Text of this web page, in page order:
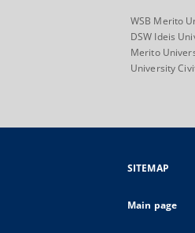
WSB Merito
DSW Ideis
Merito
University
SITEMAP
Main page